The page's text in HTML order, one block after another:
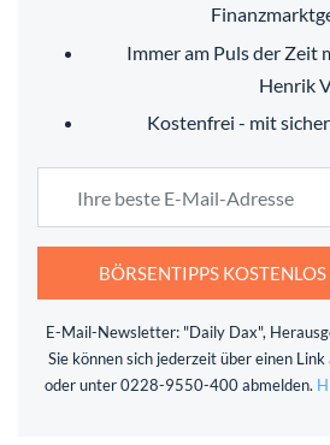
Immer am Puls der Zeit
Henrik
Kostenfrei - mit
BÖRSENTIPPS
E-Mail-Newsletter: "Daily Dax",
Sie können sich jederzeit über einen
oder unter 0228-9550-400 abmelden.